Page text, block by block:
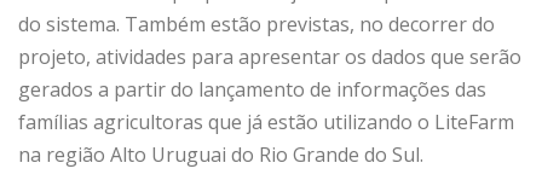
do sistema. Também estão previstas, no decorrer do
projeto, atividades para apresentar os dados que serão
gerados a partir do lançamento de informações das
famílias agricultoras que já estão utilizando o LiteFarm
na região Alto Uruguai do Rio Grande do Sul.